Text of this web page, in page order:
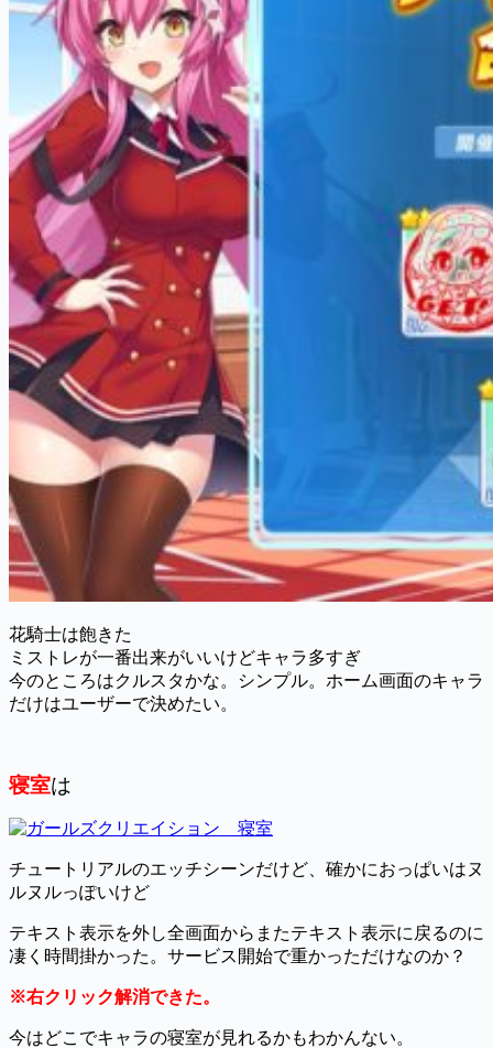
花騎士は飽きた
ミストレが一番出来がいいけどキャラ多すぎ
今のところはクルスタかな。シンプル。ホーム画面のキャラ
だけはユーザーで決めたい。
寝室は
チュートリアルのエッチシーンだけど、確かにおっぱいはヌ
ルヌルっぽいけど
テキスト表示を外し全画面からまたテキスト表示に戻るのに
凄く時間掛かった。サービス開始で重かっただけなのか？
※右クリック解消できた。
今はどこでキャラの寝室が見れるかもわかんない。